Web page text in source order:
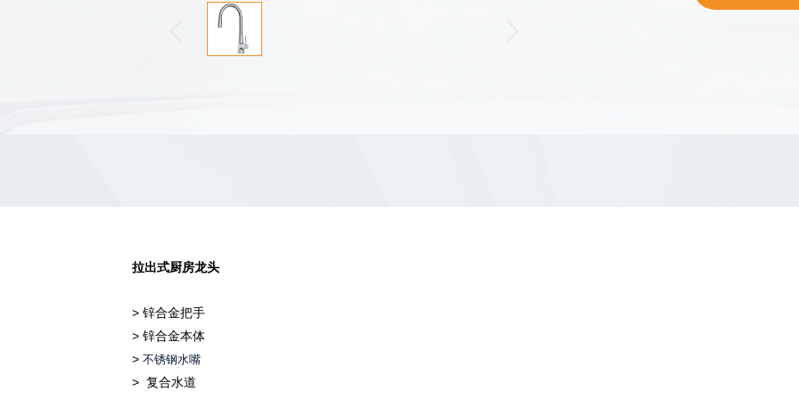
拉出式厨房龙头
> 锌合金把手
> 锌合金本体
> 不锈钢水嘴
> 复合水道